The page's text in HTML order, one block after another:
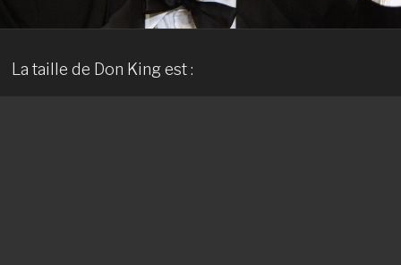
La taille de Don King est :